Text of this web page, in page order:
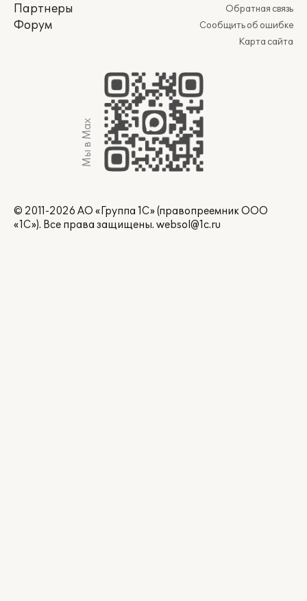
Партнеры
Форум
Обратная связь
Сообщить об ошибке
Карта сайта
Мы в Max
© 2011-2026 АО «Группа 1С» (правопреемник ООО
«1С»). Все права защищены. websol@1c.ru